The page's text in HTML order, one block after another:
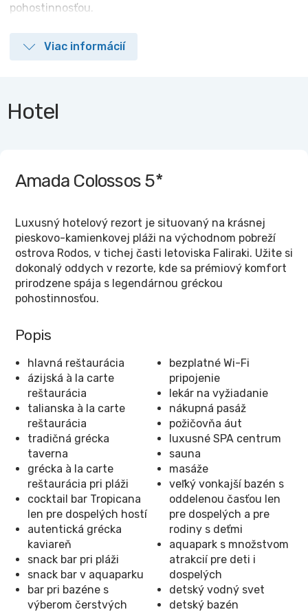
pohostinnosťou.
Viac informácií
Hotel
Amada Colossos5*
Luxusný hotelový rezort je situovaný na krásnej
pieskovo-kamienkovej pláži na východnom pobreží
ostrova Rodos, v tichej časti letoviska Faliraki. Užite si
dokonalý oddych v rezorte, kde sa prémiový komfort
prirodzene spája s legendárnou gréckou
pohostinnosťou.
Popis
hlavná reštaurácia
ázijská à la carte
reštaurácia
talianska à la carte
reštaurácia
tradičná grécka
taverna
grécka à la carte
reštaurácia pri pláži
cocktail bar Tropicana
len pre dospelých hostí
autentická grécka
kaviareň
snack bar pri pláži
snack bar v aquaparku
bar pri bazéne s
výberom čerstvých
bezplatné Wi-Fi
pripojenie
lekár na vyžiadanie
nákupná pasáž
požičovňa áut
luxusné SPA centrum
sauna
masáže
veľký vonkajší bazén s
oddelenou časťou len
pre dospelých a pre
rodiny s deťmi
aquapark s množstvom
atrakcií pre deti i
dospelých
detský vodný svet
detský bazén